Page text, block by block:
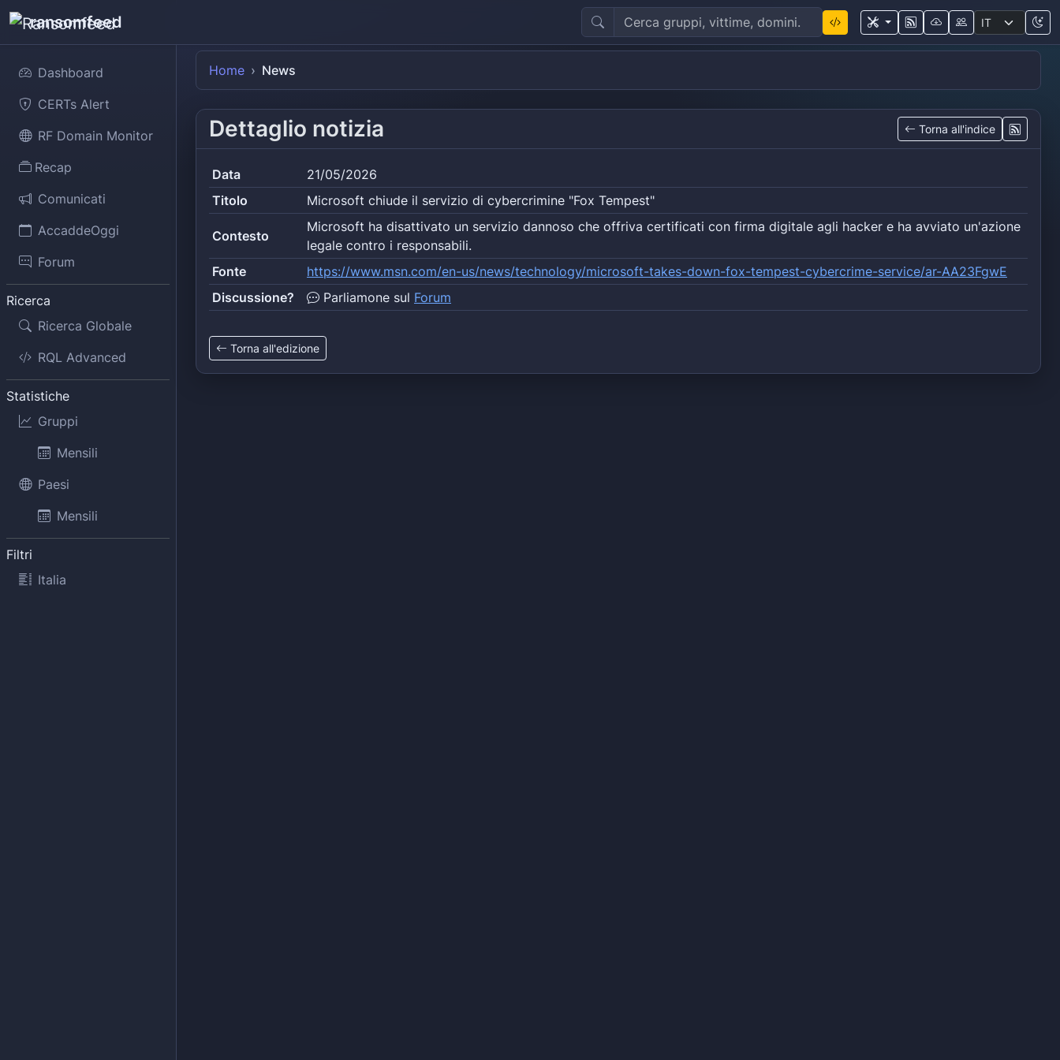
ransomfeed
Dashboard
CERTs Alert
RF Domain Monitor
Recap
Comunicati
AccaddeOggi
Forum
Ricerca
Ricerca Globale
RQL Advanced
Statistiche
Gruppi
Mensili
Paesi
Mensili
Filtri
Italia
Home News
Dettaglio notizia Torna all'indice
Data
21/05/2026
Titolo
Microsoft chiude il servizio di cybercrimine "Fox Tempest"
Contesto
Microsoft ha disattivato un servizio dannoso che offriva certificati con firma digitale agli hacker e ha avviato un'azione
legale contro i responsabili.
Fonte
https://www.msn.com/en-us/news/technology/microsoft-takes-down-fox-tempest-cybercrime-service/ar-AA23FgwE
Discussione?
Parliamone sul Forum
Torna all'edizione